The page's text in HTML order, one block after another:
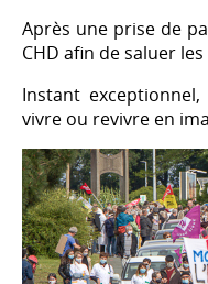
Après une prise de
CHD afin de saluer
Instant
vivre ou revivre en